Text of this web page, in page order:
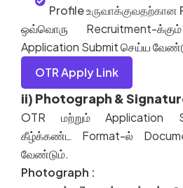
Profile உருவாக்குவதற்கான
ஒவ்வொரு Recruitment-க்கும்
Application Submitசெய்ய
OTR Apply Link
ii) Photograph &
OTR மற்றும்Application
கீழ்க்கண்ட
Format-ல்
வேண்டும்.
Photograph :